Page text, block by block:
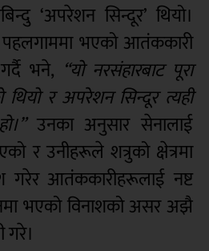
‘अपरेशन सिन्दूर’ थियो।
पहलगाममा भएको आतंककारी
भने, “यो नरसंहारबाट पूरा
थियो र अपरेशन सिन्दूर त्यही
उनका अनुसार सेनालाई
र उनीहरूले शत्रुको क्षेत्रमा
गरेर आतंककारीहरूलाई नष्ट
भएको विनाशको असर अझै